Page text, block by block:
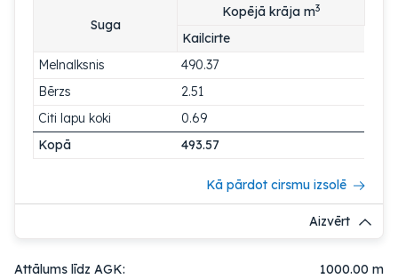
Suga
Kopējā krāja m3
Kailcirte
Melnalksnis
490.37
Bērzs
2.51
Citi lapu koki
0.69
Kopā
493.57
Kā pārdot cirsmu izsolē
Aizvērt
Attālums līdz AGK:
1000.00 m